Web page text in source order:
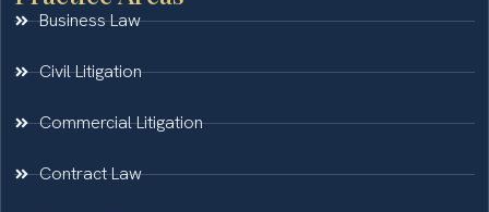
Business Law
Civil Litigation
Commercial Litigation
Contract Law